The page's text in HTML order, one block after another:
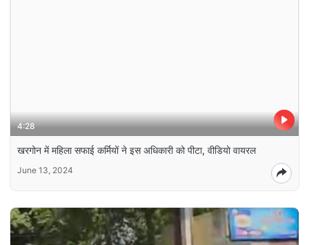
4:28
खरगोन में महिला सफाई कर्मियों ने इस अधिकारी को पीटा, वीडियो वायरल
June 13, 2024